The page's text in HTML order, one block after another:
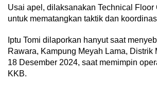
Usai apel, dilaksanakan Technical Floor
untuk mematangkan taktik dan
Iptu Tomi dilaporkan hanyut saat
Rawara, Kampung Meyah Lama, Distrik
18 Desember 2024, saat memimpin
KKB.